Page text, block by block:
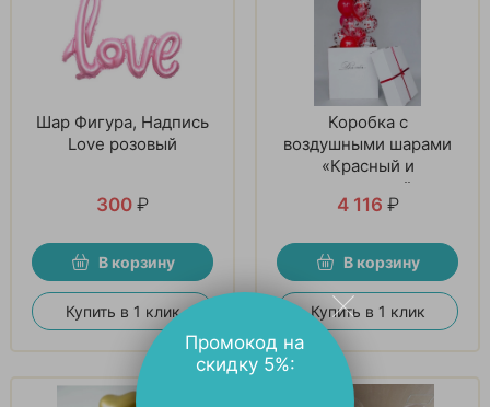
Шар Фигура, Надпись
Love розовый
300 ₽
В корзину
Купить в 1 клик
Коробка с
воздушными шарами
«Красный и
прозрачный»
4 116 ₽
В корзину
Купить в 1 клик
Промокод на
скидку 5%: